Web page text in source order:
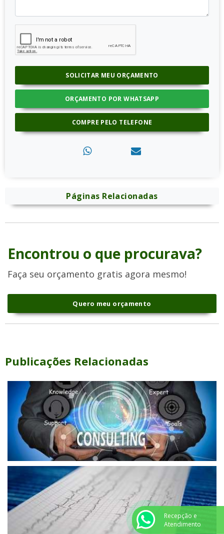
SOLICITAR MEU ORÇAMENTO
ORÇAMENTO POR WHATSAPP
COMPRE PELO TELEFONE
Páginas Relacionadas
Encontrou o que procurava?
Faça seu orçamento gratis agora mesmo!
Quero meu orçamento
Publicações Relacionadas
Recepção e
Atendimento